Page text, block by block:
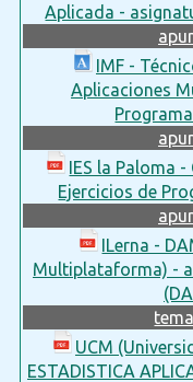
Aplicada -
IMF -
Aplicaciones
IES la Paloma
Ejercicios de
ILerna -
Multiplataforma) -
UCM
ESTADISTICA